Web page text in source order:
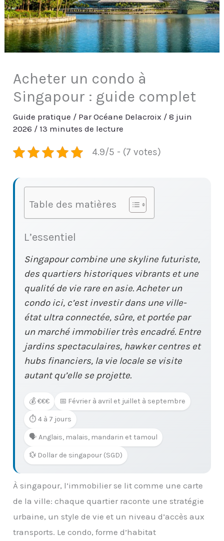
Acheter un condo à
Singapour : guide complet
Guide pratique / ParOcéane Delacroix /8 juin
2026 / 13 minutes de lecture
4.9/5 - (7 votes)
Table des matières
L’essentiel
Singapour combine une skyline futuriste,
des quartiers historiques vibrants et une
qualité de vie rare en asie. Acheter un
condo ici, c’est investir dans une ville-
état ultra connectée, sûre, et portée par
un marché immobilier très encadré. Entre
jardins spectaculaires, hawker centres et
hubs financiers, la vie locale se visite
autant qu’elle se projette.
💰 €€€ 📅 Février à avril et juillet à septembre
⏱️ 4 à 7 jours
🗣️ Anglais, malais, mandarin et tamoul
💱 Dollar de singapour (SGD)
À singapour, l’immobilier se lit comme une carte
de la ville: chaque quartier raconte une stratégie
urbaine, un style de vie et un niveau d’accès aux
transports. Le condo, forme d’habitat